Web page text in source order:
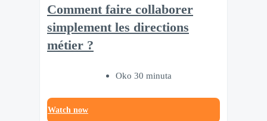
Comment faire collaborer
simplement les directions
métier ?
Oko 30 minuta
Watch now